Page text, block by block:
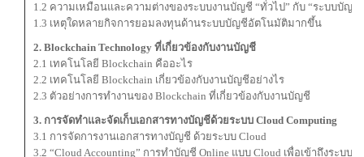
1.2 ความเหมือนและความต่างของระบบงานบัญชี “ทั่วไป” กับ “ระบบบัญชี
1.3 เหตุใดหลายกิจการยอมลงทุนด้านระบบบัญชีอัตโนมัติมากขึ้น
2. Blockchain Technology ที่เกี่ยวข้องกับงานบัญชี
2.1 เทคโนโลยี Blockchain คืออะไร
2.2 เทคโนโลยี Blockchain เกี่ยวข้องกับงานบัญชีอย่างไร
2.3 ตัวอย่างการทำงานของ Blockchain ที่เกี่ยวข้องกับงานบัญชี
3. การจัดทำและจัดเก็บเอกสารทางบัญชีด้วยระบบ Cloud Computing
3.1 การจัดการงานเอกสารทางบัญชี ด้วยระบบ Cloud
3.2 “Cloud Accounting” การทำบัญชี Online แบบ Cloud เพื่อเข้าถึงระบ